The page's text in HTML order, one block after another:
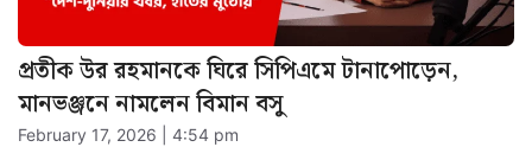
প্রতীক উর রহমানকে ঘিরে সিপিএমে টানাপোড়েন,
মানভঞ্জনে নামলেন বিমান বসু
February 17, 2026 | 4:54 pm